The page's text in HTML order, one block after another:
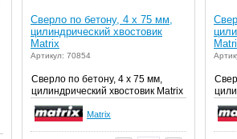
Сверло по бетону, 4 х 75 мм,
цилиндрический хвостовик
Matrix
Артикул: 70854
Сверло по бетону, 4 х 75 мм,
цилиндрический хвостовик Matrix
Matrix